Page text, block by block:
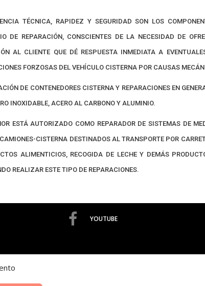
TÉCNICA, RAPIDEZ Y SEGURIDAD SON LOS
DE REPARACIÓN, CONSCIENTES DE LA NECESIDAD DE
AL CLIENTE QUE DÉ RESPUESTA INMEDIATA A
FORZOSAS DEL VEHÍCULO CISTERNA POR CAUSAS
DE CONTENEDORES CISTERNA Y REPARACIONES EN
INOXIDABLE, ACERO AL CARBONO Y ALUMINIO.
ESTÁ AUTORIZADO COMO REPARADOR DE SISTEMAS DE
CISTERNA DESTINADOS AL TRANSPORTE POR
ALIMENTICIOS, RECOGIDA DE LECHE Y DEMÁS
REALIZAR ESTE TIPO DE REPARACIONES.
YOUTUBE